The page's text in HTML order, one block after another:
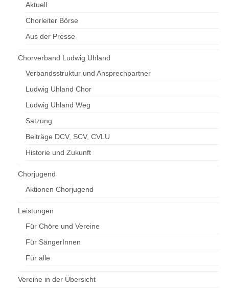
Aktuell
Chorleiter Börse
Aus der Presse
Chorverband Ludwig Uhland
Verbandsstruktur und Ansprechpartner
Ludwig Uhland Chor
Ludwig Uhland Weg
Satzung
Beiträge DCV, SCV, CVLU
Historie und Zukunft
Chorjugend
Aktionen Chorjugend
Leistungen
Für Chöre und Vereine
Für SängerInnen
Für alle
Vereine in der Übersicht